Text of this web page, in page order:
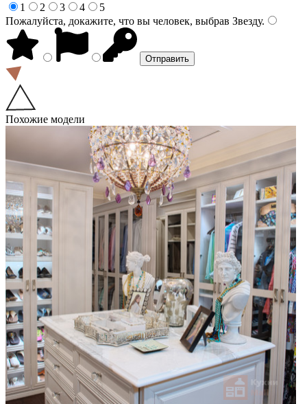
1
2 3 4
5
Пожалуйста, докажите, что вы человек, выбрав Звезду.
Похожие модели